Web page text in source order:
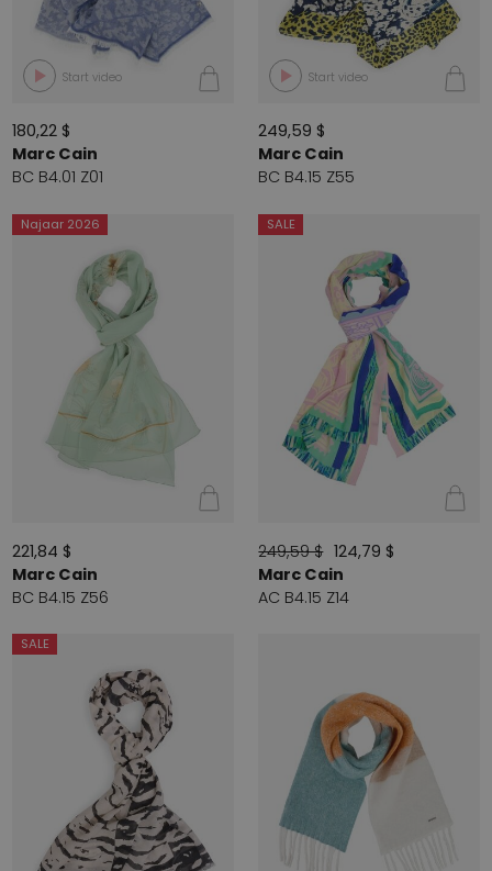
Start video
180,22 $
Marc Cain
BC B4.01 Z01
Start video
249,59 $
Marc Cain
BC B4.15 Z55
Najaar 2026
221,84 $
Marc Cain
BC B4.15 Z56
SALE
249,59 $ 124,79 $
Marc Cain
AC B4.15 Z14
SALE